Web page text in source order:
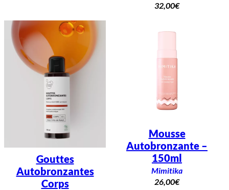
32,00€
Gouttes
Autobronzantes
Corps
Mousse
Autobronzante –
150ml
Mimitika
26,00€